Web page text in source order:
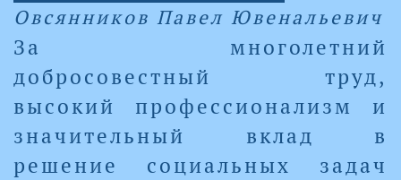
Овсянников Павел Ювенальевич
За многолетний
добросовестный труд,
высокий профессионализм и
значительный вклад в
решение социальных задач